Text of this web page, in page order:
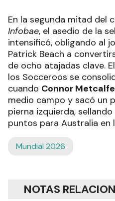
En la segunda mitad del
Infobae, el asedio de la
intensificó, obligando al
Patrick Beach a
de ocho atajadas clave.
los Socceroos se
cuando Connor Metcalfe
medio campo y sacó un
pierna izquierda,
puntos para Australia en
Mundial 2026
NOTAS